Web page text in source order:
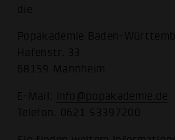
die
Popakademie Baden-
Hafenstr. 33
68159 Mannheim
E-Mail:
info@popakademie.de
Telefon: 0621 53397200